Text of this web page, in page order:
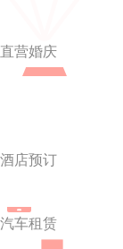
直营婚庆
酒店预订
汽车租赁